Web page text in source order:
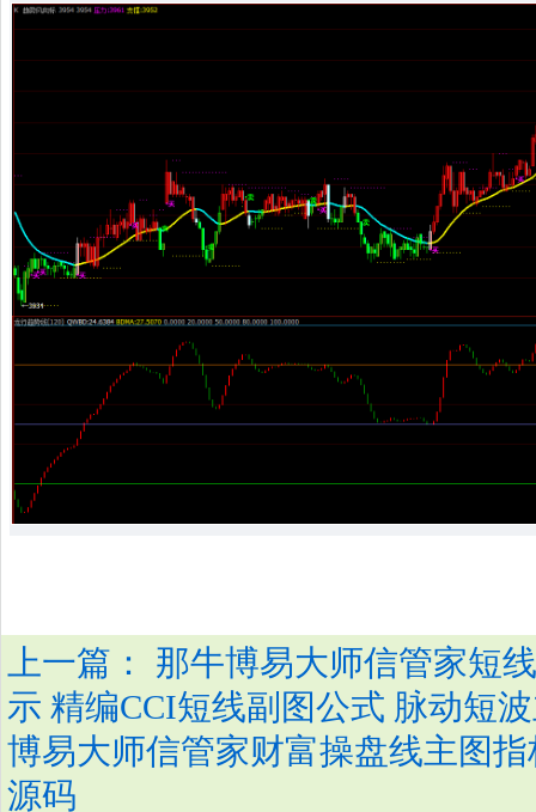
上一篇： 那牛博易大师信管家短
示 精编CCI短线副图公式 脉动短
博易大师信管家财富操盘线主图
源码